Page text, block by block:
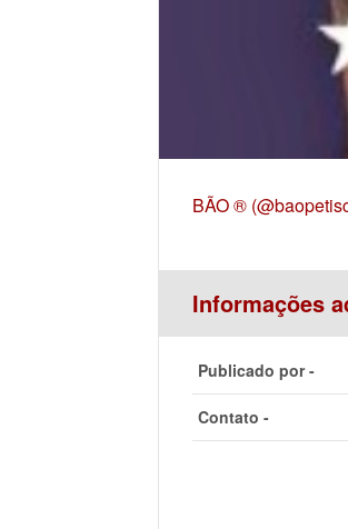
BÃO ®
Informações
Publicado por -
Contato -